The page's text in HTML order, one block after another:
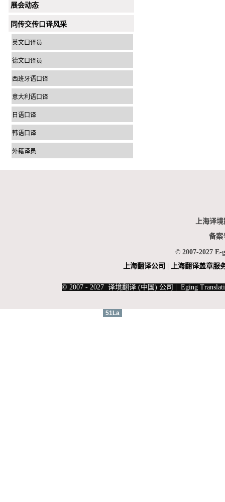
展会动态
同传交传口译风采
英文口译员
德文口译员
西班牙语口译
意大利语口译
日语口译
韩语口译
外籍译员
上海译
备案
© 2007-2027 E-
上海翻译公司 上海翻译盖章服
© 2007 - 2027 译境翻译 (中国) 公司 | Eging
51La